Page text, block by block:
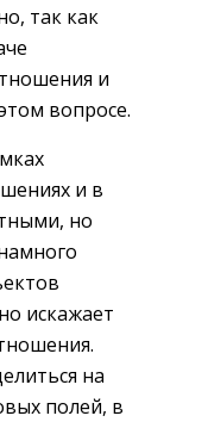
так как
и
вопросе.
и в
но
искажает
на
полей, в